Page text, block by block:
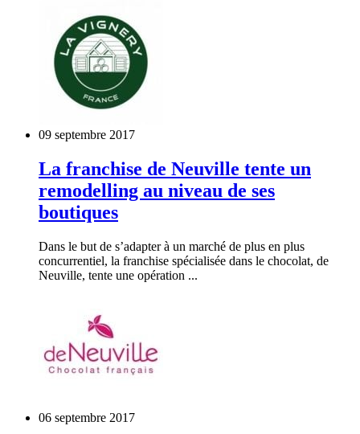
09 septembre 2017
La franchise de Neuville tente un
remodelling au niveau de ses
boutiques
Dans le but de s’adapter à un marché de plus en plus
concurrentiel, la franchise spécialisée dans le chocolat, de
Neuville, tente une opération ...
06 septembre 2017